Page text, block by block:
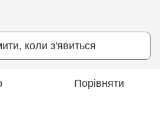
коли з'явиться
Порівняти